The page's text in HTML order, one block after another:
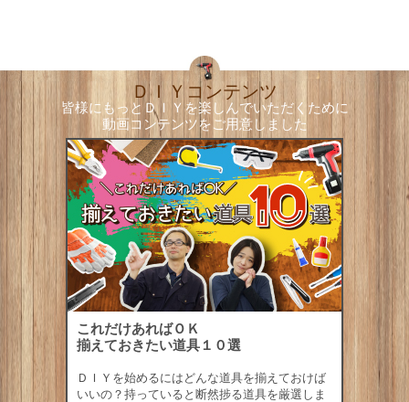
ＤＩＹコンテンツ
皆様にもっとＤＩＹを楽しんでいただくために
動画コンテンツをご用意しました
これだけあればＯＫ
揃えておきたい道具１０選
ＤＩＹを始めるにはどんな道具を揃えておけば
いいの？持っていると断然捗る道具を厳選しま